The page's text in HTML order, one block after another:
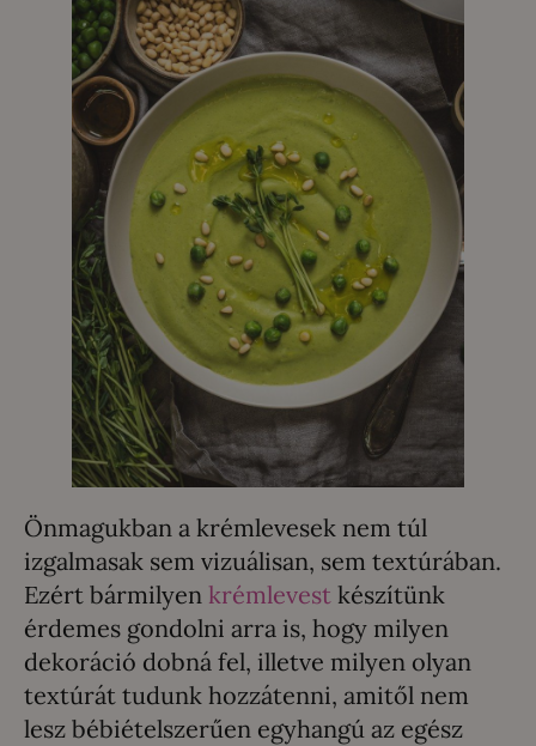
Önmagukban a krémlevesek nem túl
izgalmasak sem vizuálisan, sem textúrában.
Ezért bármilyen krémlevest készítünk
érdemes gondolni arra is, hogy milyen
dekoráció dobná fel, illetve milyen olyan
textúrát tudunk hozzátenni, amitől nem
lesz bébiételszerűen egyhangú az egész